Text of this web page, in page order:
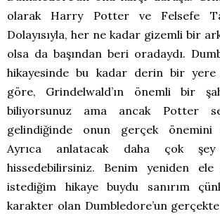
olarak Harry Potter ve Felsefe
Dolayısıyla, her ne kadar gizemli bir
olsa da başından beri oradaydı.
hikayesinde bu kadar derin bir yere
göre, Grindelwald’ın önemli bir
biliyorsunuz ama ancak Potter
gelindiğinde onun gerçek önemini
Ayrıca anlatacak daha çok
hissedebilirsiniz. Benim yeniden
istediğim hikaye buydu sanırım
karakter olan Dumbledore’un